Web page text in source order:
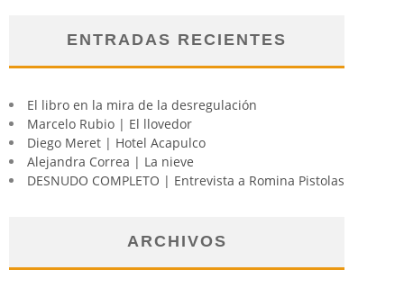
ENTRADAS RECIENTES
El libro en la mira de la desregulación
Marcelo Rubio | El llovedor
Diego Meret | Hotel Acapulco
Alejandra Correa | La nieve
DESNUDO COMPLETO | Entrevista a Romina Pistolas
ARCHIVOS